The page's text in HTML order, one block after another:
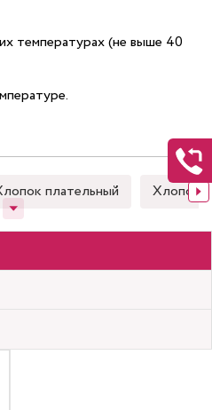
температурах (не выше 40
плательный Хлопок